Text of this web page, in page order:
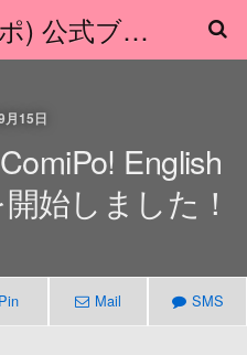
コミPo! (コミポ) 公式ブログ
月15日
English
始しました！
Pin Mail SMS